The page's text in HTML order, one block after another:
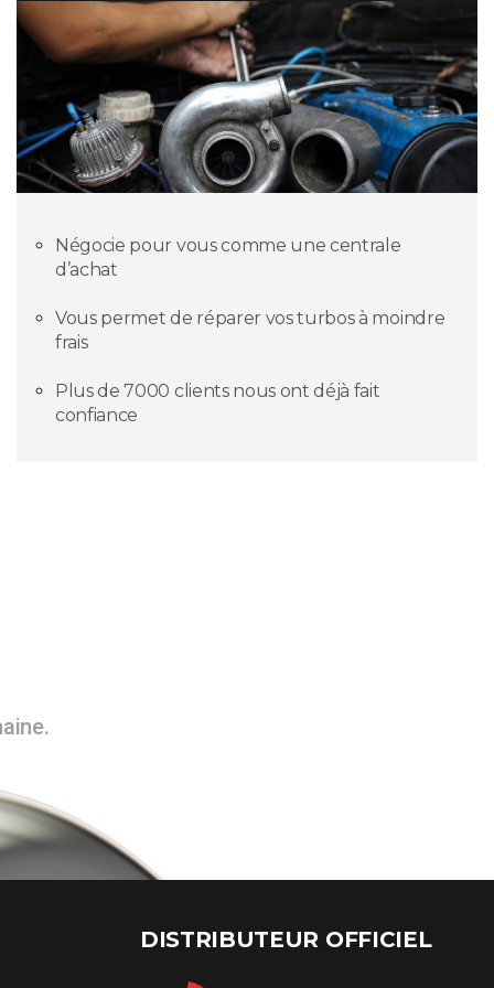
Négocie pour vous comme une centrale
d’achat
Vous permet de réparer vos turbos à moindre
frais
Plus de 7000 clients nous ont déjà fait
confiance
DISTRIBUTEUR OFFICIEL